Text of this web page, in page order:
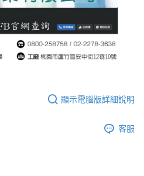
顯示電腦版詳細說明
客服